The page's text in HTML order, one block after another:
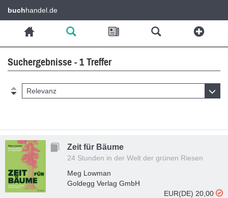
buchhandel.de
Suchergebnisse - 1 Treffer
Relevanz
Zeit für Bäume
24 Stunden in der Welt der grünen Riesen
Meg Lowman
Goldegg Verlag GmbH
EUR(DE) 20,00